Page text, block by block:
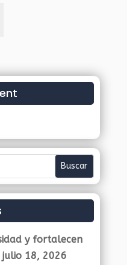
y fortalecen
julio 18, 2026